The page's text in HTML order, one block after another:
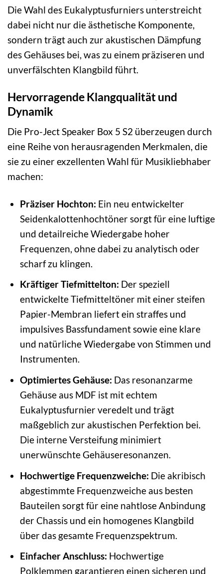
Die Wahl des Eukalyptusfurniers unterstreicht
dabei nicht nur die ästhetische Komponente,
sondern trägt auch zur akustischen Dämpfung
des Gehäuses bei, was zu einem präziseren und
unverfälschten Klangbild führt.
Hervorragende Klangqualität und
Dynamik
Die Pro-Ject Speaker Box 5 S2 überzeugen durch
eine Reihe von herausragenden Merkmalen, die
sie zu einer exzellenten Wahl für Musikliebhaber
machen:
Präziser Hochton: Ein neu entwickelter
Seidenkalottenhochtöner sorgt für eine luftige
und detailreiche Wiedergabe hoher
Frequenzen, ohne dabei zu analytisch oder
scharf zu klingen.
Kräftiger Tiefmittelton: Der speziell
entwickelte Tiefmitteltöner mit einer steifen
Papier-Membran liefert ein straffes und
impulsives Bassfundament sowie eine klare
und natürliche Wiedergabe von Stimmen und
Instrumenten.
Optimiertes Gehäuse: Das resonanzarme
Gehäuse aus MDF ist mit echtem
Eukalyptusfurnier veredelt und trägt
maßgeblich zur akustischen Perfektion bei.
Die interne Versteifung minimiert
unerwünschte Gehäuseresonanzen.
Hochwertige Frequenzweiche: Die akribisch
abgestimmte Frequenzweiche aus besten
Bauteilen sorgt für eine nahtlose Anbindung
der Chassis und ein homogenes Klangbild
über das gesamte Frequenzspektrum.
Einfacher Anschluss: Hochwertige
Polklemmen garantieren einen sicheren und